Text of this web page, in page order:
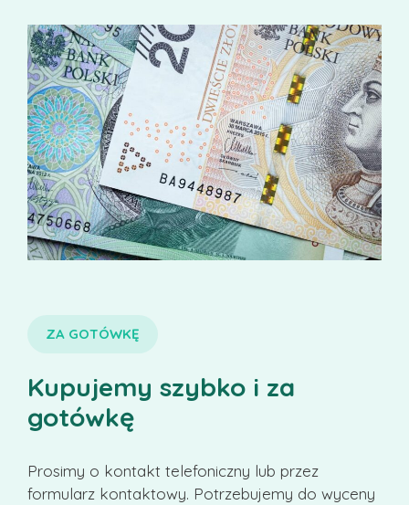
ZA GOTÓWKĘ
Kupujemy szybko i za
gotówkę
Prosimy o kontakt telefoniczny lub przez
formularz kontaktowy. Potrzebujemy do wyceny